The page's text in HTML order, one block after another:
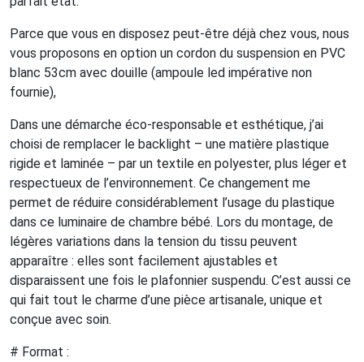
Parce que vous en disposez peut-être déjà chez vous, nous
vous proposons en option un cordon du suspension en PVC
blanc 53cm avec douille (ampoule led impérative non
fournie),
Dans une démarche éco-responsable et esthétique, j’ai
choisi de remplacer le backlight – une matière plastique
rigide et laminée – par un textile en polyester, plus léger et
respectueux de l’environnement. Ce changement me
permet de réduire considérablement l’usage du plastique
dans ce luminaire de chambre bébé. Lors du montage, de
légères variations dans la tension du tissu peuvent
apparaître : elles sont facilement ajustables et
disparaissent une fois le plafonnier suspendu. C’est aussi ce
qui fait tout le charme d’une pièce artisanale, unique et
conçue avec soin.
# Format :